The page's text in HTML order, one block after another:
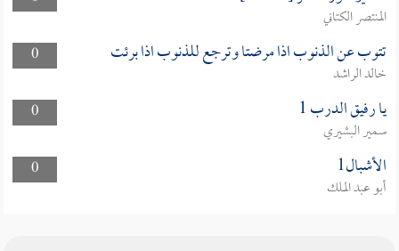
المنتصر الكتاني
0
تتوب عن الذنوب اذا مرضتا وترجع للذنوب اذا برئت
خالد الراشد
0
يا رفيق الدرب 1
سمير البشيري
0
الأشبال1
أبو عبد الملك